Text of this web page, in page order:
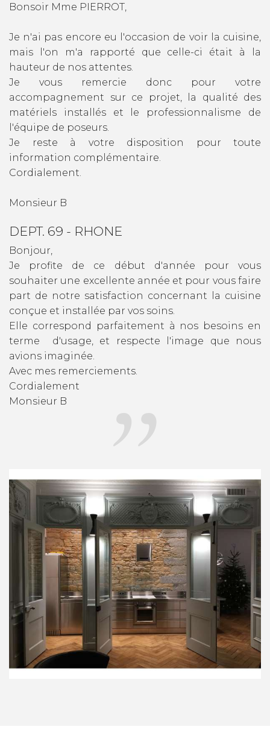
Bonsoir Mme PIERROT,
Je n'ai pas encore eu l'occasion de voir la cuisine,
mais l'on m'a rapporté que celle-ci était à la
hauteur de nos attentes.
Je vous remercie donc pour votre
accompagnement sur ce projet, la qualité des
matériels installés et le professionnalisme de
l'équipe de poseurs.
Je reste à votre disposition pour toute
information complémentaire.
Cordialement.
Monsieur B
DEPT. 69 - RHONE
Bonjour,
Je profite de ce début d'année pour vous
souhaiter une excellente année et pour vous faire
part de notre satisfaction concernant la cuisine
conçue et installée par vos soins.
Elle correspond parfaitement à nos besoins en
terme d'usage, et respecte l'image que nous
avions imaginée.
Avec mes remerciements.
Cordialement
Monsieur B